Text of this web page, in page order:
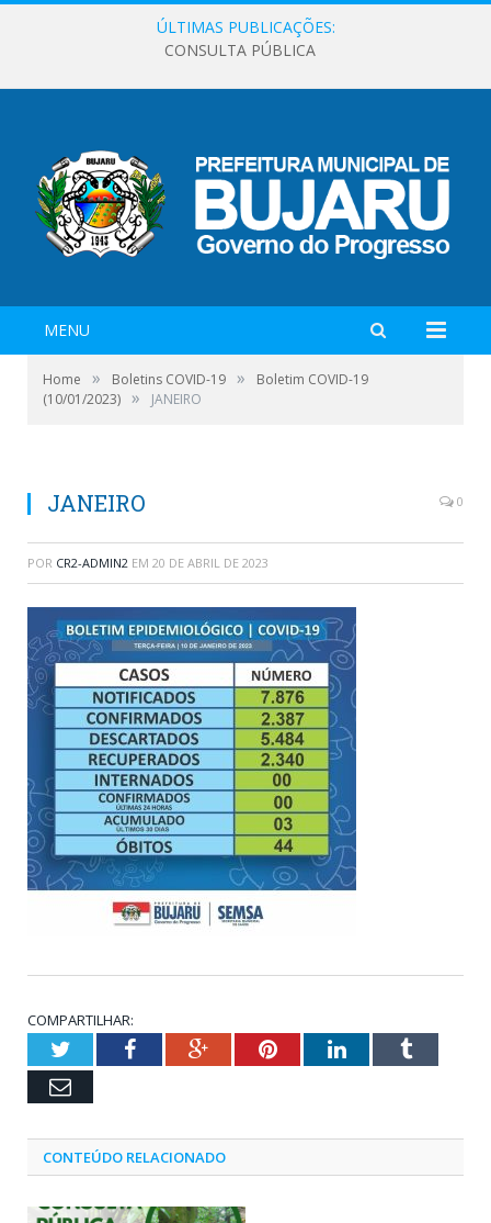
ÚLTIMAS PUBLICAÇÕES:
CONSULTA PÚBLICA
MENU
Home » Boletins COVID-19 »
Boletim COVID-19
(10/01/2023) » JANEIRO
JANEIRO 0
POR CR2-ADMIN2 EM 20 DE ABRIL DE 2023
COMPARTILHAR:
TwitterFacebookGoogle+PinterestLinkedInTumblr
Email
CONTEÚDO RELACIONADO